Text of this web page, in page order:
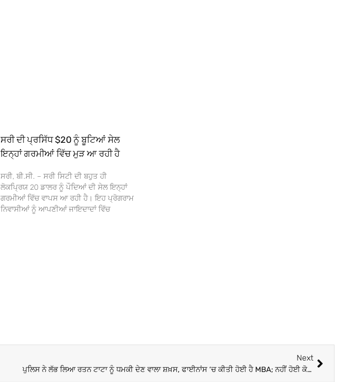
ਸਰੀ ਦੀ ਪ੍ਰਸਿੱਧ $20 ਨੂੰ ਬੂਟਿਆਂ ਸੇਲ
ਇਨ੍ਹਾਂ ਗਰਮੀਆਂ ਵਿੱਚ ਮੁੜ ਆ ਰਹੀ ਹੈ
ਸਰੀ, ਬੀ.ਸੀ. – ਸਰੀ ਸਿਟੀ ਦੀ ਬਹੁਤ ਹੀ
ਲੋਕਪ੍ਰਿਯ 20 ਡਾਲਰ ਨੂੰ ਪੌਦਿਆਂ ਦੀ ਸੇਲ ਇਨ੍ਹਾਂ
ਗਰਮੀਆਂ ਵਿੱਚ ਵਾਪਸ ਆ ਰਹੀ ਹੈ। ਇਹ ਪ੍ਰੋਗਰਾਮ
ਨਿਵਾਸੀਆਂ ਨੂੰ ਆਪਣੀਆਂ ਜਾਇਦਾਦਾਂ ਵਿੱਚ
Next
ਪੁਲਿਸ ਨੇ ਲੱਭ ਲਿਆ ਰਤਨ ਟਾਟਾ ਨੂੰ ਧਮਕੀ ਦੇਣ ਵਾਲਾ ਸ਼ਖ਼ਸ, ਫਾਈਨਾਂਸ ‘ਚ ਕੀਤੀ ਹੋਈ ਹੈ MBA; ਨਹੀਂ ਹੋਈ ਕੋਈ ਕਾਰਵਾਈ